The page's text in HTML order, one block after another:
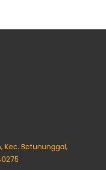
Kec. Batununggal,